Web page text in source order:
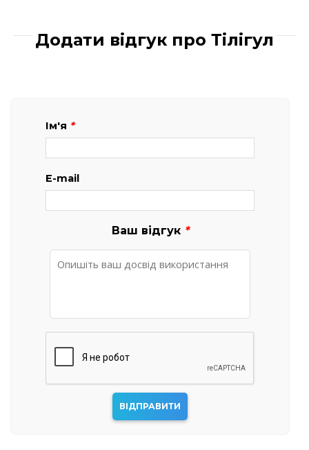
Додати відгук про Тілігул
Ім'я *
E-mail
Ваш відгук *